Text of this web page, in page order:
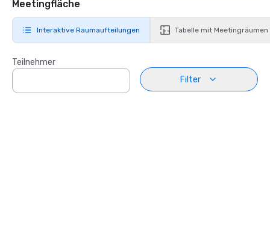
Meetingfläche
Interaktive Raumaufteilungen Tabelle mit Meetingräumen
Teilnehmer
Filter